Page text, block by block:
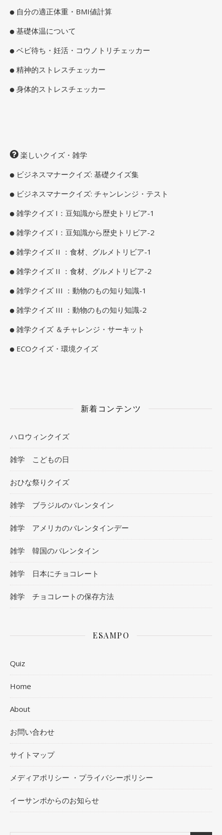
自分の適正体重・BMI値計算
基礎体温について
ベビ待ち・妊活・コウノトリチェッカー
精神的ストレスチェッカー
身体的ストレスチェッカー
楽しいクイズ・雑学
ビジネスマナークイズ: 基礎クイズ集
ビジネスマナークイズ: チャンレンジ・テスト
雑学クイズ I：豆知識から歴史トリビア-1
雑学クイズ I：豆知識から歴史トリビア-2
雑学クイズ II ：食材、グルメトリビア-1
雑学クイズ II ：食材、グルメトリビア-2
雑学クイズ III ：動物のもの知り知識-1
雑学クイズ III ：動物のもの知り知識-2
雑学クイズ ＆チャレンジ・サーキット
ECOクイズ・環境クイズ
新着コンテンツ
ハロウィンクイズ
雑学 こどもの日
おひな祭りクイズ
雑学 ブラジルのバレンタイン
雑学 アメリカのバレンタインデー
雑学 韓国のバレンタイン
雑学 日本にチョコレート
雑学 チョコレートの保存方法
ESAMPO
Quiz
Home
About
お問い合わせ
サイトマップ
メディアポリシー ・プライバシーポリシー
イーサンポからのお知らせ